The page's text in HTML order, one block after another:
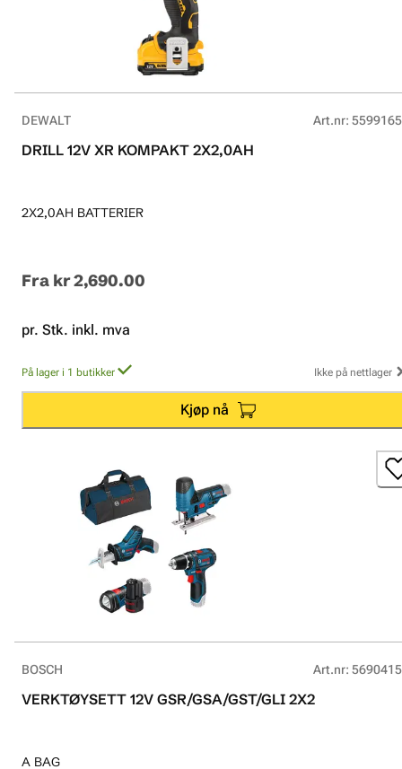
DEWALT Art.nr:
DRILL 12V XR KOMPAKT 2X2,0AH
2X2,0AH BATTERIER
Fra kr 2,690.00
pr. Stk. inkl. mva
På lager i 1 butikker Ikke på nettlager
Kjøp nå
BOSCH Art.nr:
VERKTØYSETT 12V GSR/GSA/GST/GLI 2X2
A BAG